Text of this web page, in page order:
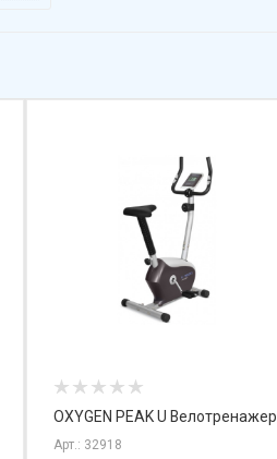
OXYGEN PEAK U Велотренажер
Арт.: 32918